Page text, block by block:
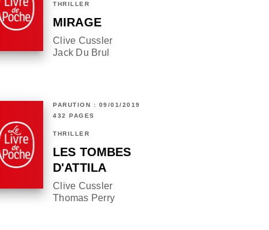
THRILLER
MIRAGE
Clive Cussler
Jack Du Brul
PARUTION : 09/01/2019
432 PAGES
THRILLER
LES TOMBES
D'ATTILA
Clive Cussler
Thomas Perry